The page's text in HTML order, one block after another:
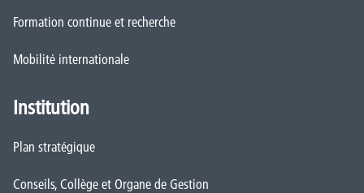
Formation continue et recherche
Mobilité internationale
Institution
Plan stratégique
Conseils, Collège et Organe de Gestion